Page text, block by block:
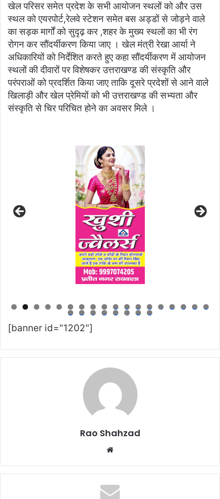
खेल परिसर समेत प्रदेश के सभी आयोजन स्थलों को और उस
स्थल को एयरपोर्ट,रेलवे स्टेशन समेत बस अड्डों से जोड़ने वाले
का सड़क मार्गों को सुदृढ़ कर ,शहर के मुख्य स्थलों का भी रंग
रोगन कर सौंदर्यीकरण किया जाए । खेल मंत्री रेखा आर्या ने
अधिकारियों को निर्देशित करते हुए कहा सौंदर्यीकरण में आयोजन
स्थलों की दीवारों पर विशेषकर उत्तराखण्ड की संस्कृति और
परंपराओं को प्रदर्शित किया जाए ताकि दूसरे प्रदेशों से आने वाले
खिलाड़ी और खेल प्रेमियों को भी उत्तराखण्ड की सभ्यता और
संस्कृति से चिर परिचित होने का अवसर मिले ।
0 1 2 3 4 5 6 7 8
9 0 1 2 3 4 5 6
[banner id="1202"]
Rao Shahzad
Website